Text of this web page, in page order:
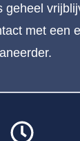
geheel
met een